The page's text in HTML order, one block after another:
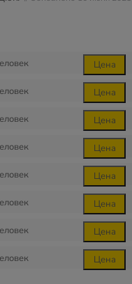
Цена
Цена
Цена
Цена
Цена
Цена
Цена
Цена